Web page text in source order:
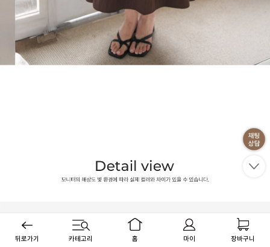
뒤로가기 카테고리 홈 마이 장바구니